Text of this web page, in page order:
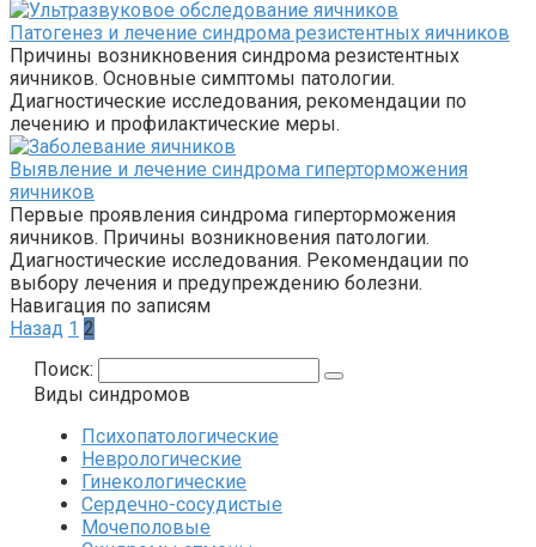
Патогенез и лечение синдрома резистентных яичников
Причины возникновения синдрома резистентных
яичников. Основные симптомы патологии.
Диагностические исследования, рекомендации по
лечению и профилактические меры.
Выявление и лечение синдрома гиперторможения
яичников
Первые проявления синдрома гиперторможения
яичников. Причины возникновения патологии.
Диагностические исследования. Рекомендации по
выбору лечения и предупреждению болезни.
Навигация по записям
Назад 1 2
Поиск:
Виды синдромов
Психопатологические
Неврологические
Гинекологические
Сердечно-сосудистые
Мочеполовые